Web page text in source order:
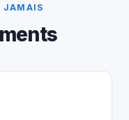
JAMAIS